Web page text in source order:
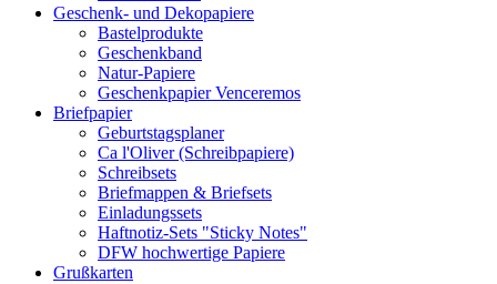
Geschenk- und Dekopapiere
Bastelprodukte
Geschenkband
Natur-Papiere
Geschenkpapier Venceremos
Briefpapier
Geburtstagsplaner
Ca l'Oliver (Schreibpapiere)
Schreibsets
Briefmappen & Briefsets
Einladungssets
Haftnotiz-Sets "Sticky Notes"
DFW hochwertige Papiere
Grußkarten